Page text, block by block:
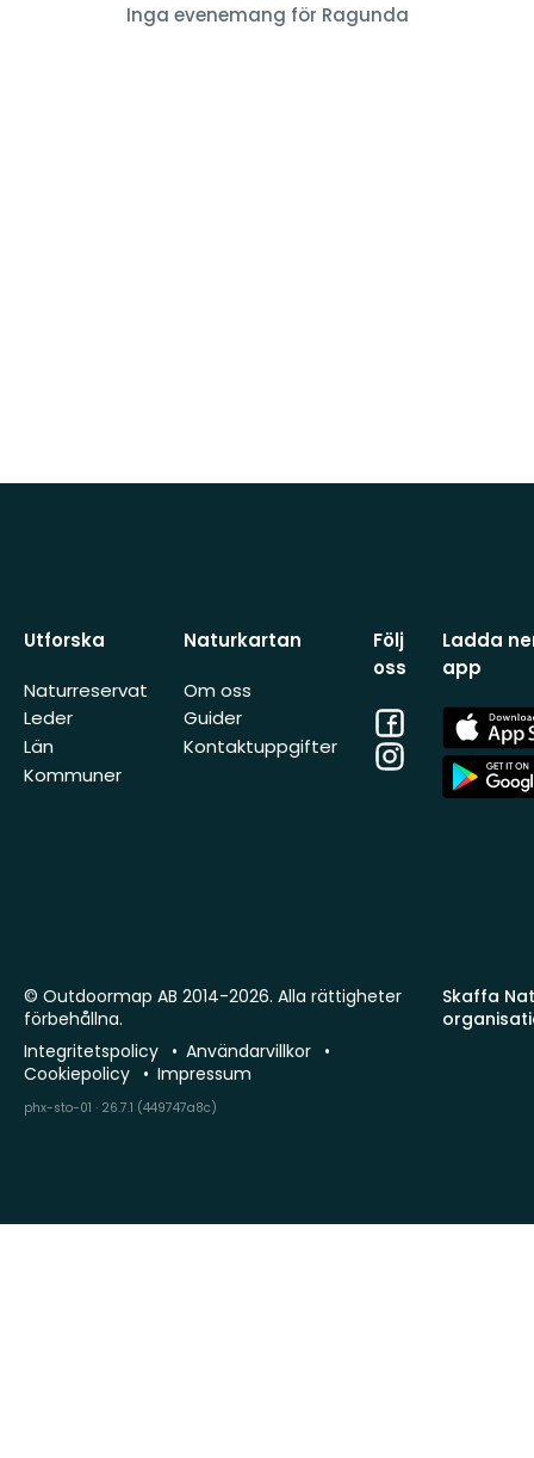
Inga evenemang för Ragunda
Utforska
Naturreservat
Leder
Län
Kommuner
Naturkartan
Om oss
Guider
Kontaktuppgifter
Följ
oss
Facebook
Instagram
Ladda
app
App
Store
App
Store
Skaffa
© Outdoormap AB 2014-2026. Alla rättigheter
förbehållna.
Integritetspolicy
Användarvillkor
Cookiepolicy
Impressum
phx-sto-01 · 26.7.1 (449747a8c)